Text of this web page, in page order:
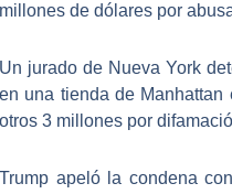
millones de dólares por
Un jurado de Nueva York
en una tienda de Manhattan
otros 3 millones por
Trump apeló la condena